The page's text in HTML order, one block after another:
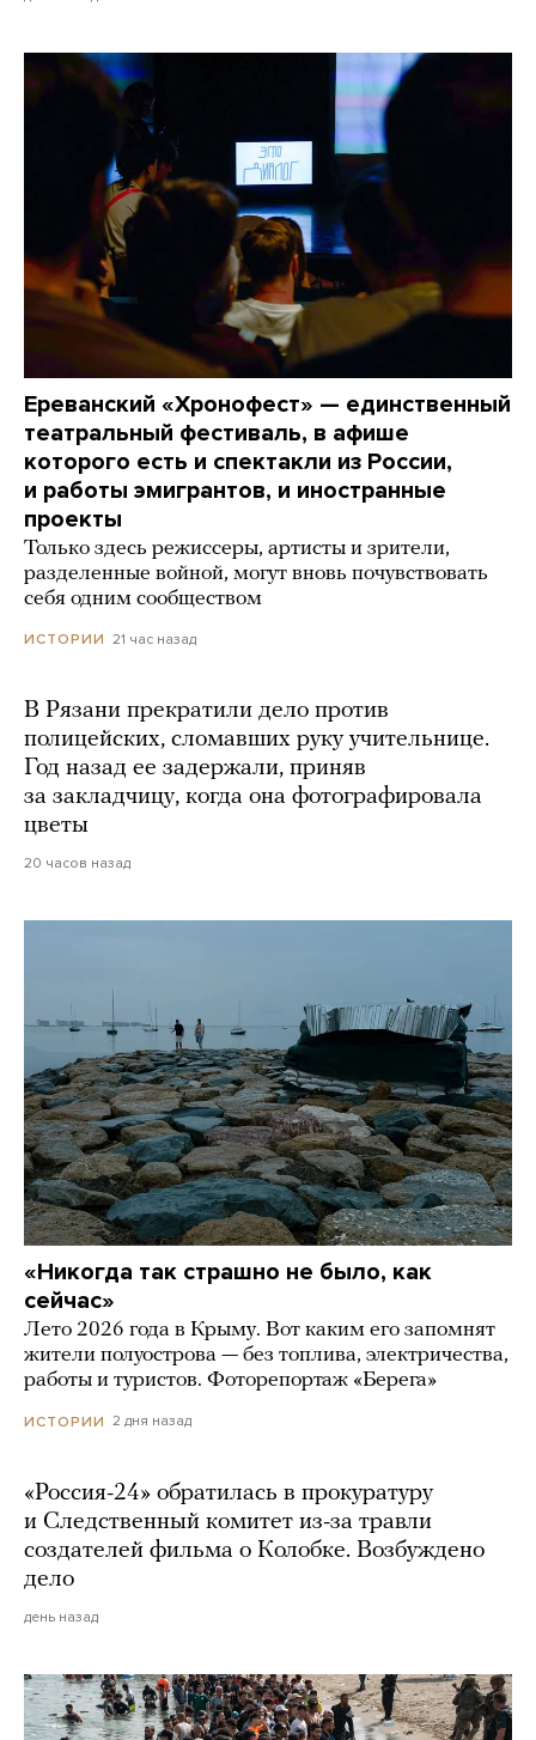
Ереванский «Хронофест» — единственный
театральный фестиваль, в афише
которого есть и спектакли из России,
и работы эмигрантов, и иностранные
проекты
Только здесь режиссеры, артисты и зрители,
разделенные войной, могут вновь почувствовать
себя одним сообществом
ИСТОРИИ 21 час назад
В Рязани прекратили дело против
полицейских, сломавших руку учительнице.
Год назад ее задержали, приняв
за закладчицу, когда она фотографировала
цветы
20 часов назад
«Никогда так страшно не было, как
сейчас»
Лето 2026 года в Крыму. Вот каким его запомнят
жители полуострова — без топлива, электричества,
работы и туристов. Фоторепортаж «Берега»
ИСТОРИИ 2 дня назад
«Россия-24» обратилась в прокуратуру
и Следственный комитет из-за травли
создателей фильма о Колобке. Возбуждено
дело
день назад